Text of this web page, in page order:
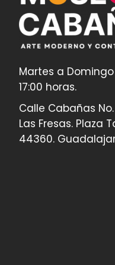
Martes a Domingo
17:00 horas.
Calle Cabañas
Las Fresas. Plaza
44360.